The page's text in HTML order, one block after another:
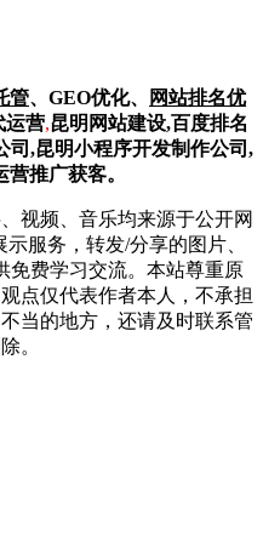
管、GEO优化、
网站排名优
运营,昆明网站建设,百度排名
司,昆明小程序开发制作公司,
推广获客。
视频、音乐均来源于公开网
服务，转发/分享的图片、
免费学习交流。本站尊重原
点仅代表作者本人，不承担
当的地方，还请及时联系管
。